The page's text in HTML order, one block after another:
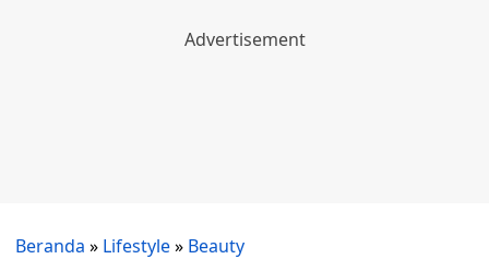
Beranda » Lifestyle» Beauty